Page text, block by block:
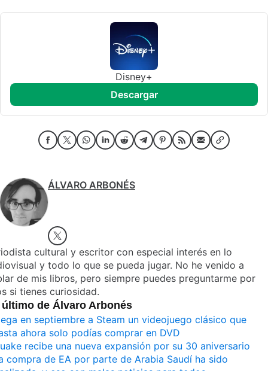
Disney+
descargar
ÁLVARO ARBONÉS
cultural y escritor con especial interés en lo
y todo lo que se pueda jugar. No he venido a
de mis libros, pero siempre puedes preguntarme por
si tienes curiosidad.
de Álvaro Arbonés
en septiembre a Steam un videojuego clásico que
ahora solo podías comprar en DVD
recibe una nueva expansión por su 30 aniversario
compra de EA por parte de Arabia Saudí ha sido